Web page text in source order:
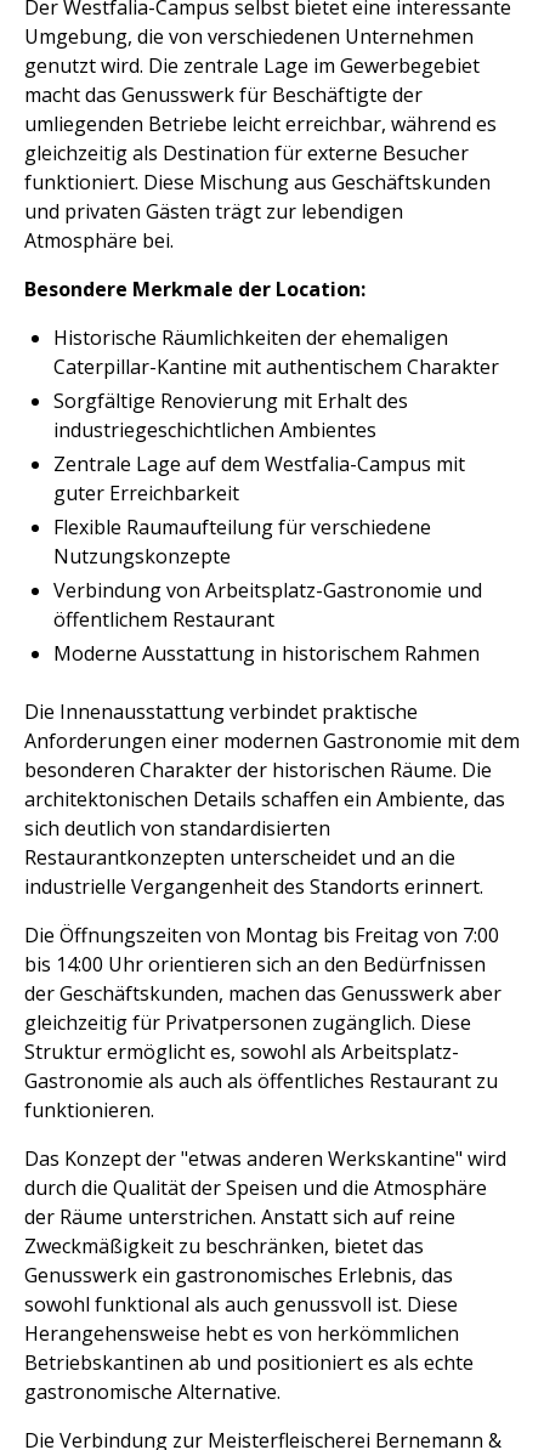
Der Westfalia-Campus selbst bietet eine interessante
Umgebung, die von verschiedenen Unternehmen
genutzt wird. Die zentrale Lage im Gewerbegebiet
macht das Genusswerk für Beschäftigte der
umliegenden Betriebe leicht erreichbar, während es
gleichzeitig als Destination für externe Besucher
funktioniert. Diese Mischung aus Geschäftskunden
und privaten Gästen trägt zur lebendigen
Atmosphäre bei.
Besondere Merkmale der Location:
Historische Räumlichkeiten der ehemaligen
Caterpillar-Kantine mit authentischem Charakter
Sorgfältige Renovierung mit Erhalt des
industriegeschichtlichen Ambientes
Zentrale Lage auf dem Westfalia-Campus mit
guter Erreichbarkeit
Flexible Raumaufteilung für verschiedene
Nutzungskonzepte
Verbindung von Arbeitsplatz-Gastronomie und
öffentlichem Restaurant
Moderne Ausstattung in historischem Rahmen
Die Innenausstattung verbindet praktische
Anforderungen einer modernen Gastronomie mit dem
besonderen Charakter der historischen Räume. Die
architektonischen Details schaffen ein Ambiente, das
sich deutlich von standardisierten
Restaurantkonzepten unterscheidet und an die
industrielle Vergangenheit des Standorts erinnert.
Die Öffnungszeiten von Montag bis Freitag von 7:00
bis 14:00 Uhr orientieren sich an den Bedürfnissen
der Geschäftskunden, machen das Genusswerk aber
gleichzeitig für Privatpersonen zugänglich. Diese
Struktur ermöglicht es, sowohl als Arbeitsplatz-
Gastronomie als auch als öffentliches Restaurant zu
funktionieren.
Das Konzept der "etwas anderen Werkskantine" wird
durch die Qualität der Speisen und die Atmosphäre
der Räume unterstrichen. Anstatt sich auf reine
Zweckmäßigkeit zu beschränken, bietet das
Genusswerk ein gastronomisches Erlebnis, das
sowohl funktional als auch genussvoll ist. Diese
Herangehensweise hebt es von herkömmlichen
Betriebskantinen ab und positioniert es als echte
gastronomische Alternative.
Die Verbindung zur Meisterfleischerei Bernemann &